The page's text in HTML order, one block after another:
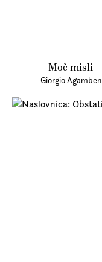
Moč misli
Giorgio Agamben